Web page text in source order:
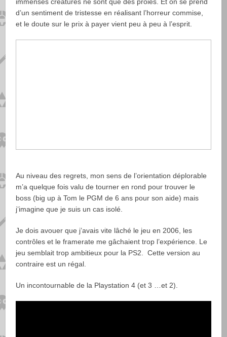
d’un sentiment de tristesse en réalisant l’horreur commise,
et le doute sur le prix à payer vient peu à peu à l’esprit.
Au niveau des regrets, mon sens de l’orientation déplorable
m’a quelque fois valu de tourner en rond pour trouver le
boss (big up à Tom le PGM de 6 ans pour son aide) mais
j’imagine que je suis un cas isolé.
Je dois avouer que j’avais vite lâché le jeu en 2006, les
contrôles et le framerate me gâchaient trop l’expérience. Le
jeu semblait trop ambitieux pour la PS2. Cette version au
contraire est un régal.
Un incontournable de la Playstation 4 (et 3 …et 2).